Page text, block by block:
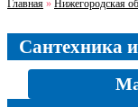
Главная » Нижегородская
Сантехника